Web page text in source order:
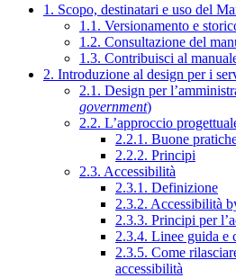
1. Scopo, destinatari e uso del
1.1. Versionamento e
1.2. Consultazione del
1.3. Contribuisci al
2. Introduzione al design per i
2.1. Design per
government)
2.2. L’approccio
2.2.1. Buone
2.2.2. Principi
2.3. Accessibilità
2.3.1. Definizione
2.3.2. Accessibilità
2.3.3. Principi per
2.3.4. Linee guida e
2.3.5. Come
accessibilità